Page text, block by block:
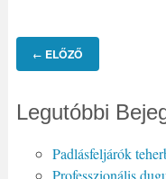
← ELŐZŐ
Legutóbbi
Padlásfeljárók
Professzionális